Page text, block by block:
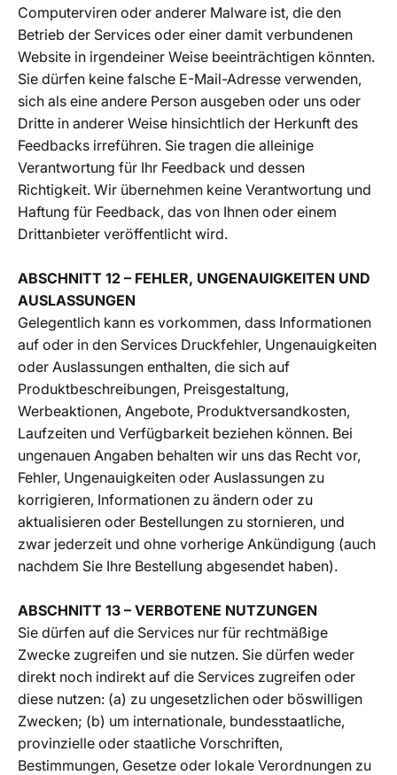
Computerviren oder anderer Malware ist, die den
Betrieb der Services oder einer damit verbundenen
Website in irgendeiner Weise beeinträchtigen könnten.
Sie dürfen keine falsche E-Mail-Adresse verwenden,
sich als eine andere Person ausgeben oder uns oder
Dritte in anderer Weise hinsichtlich der Herkunft des
Feedbacks irreführen. Sie tragen die alleinige
Verantwortung für Ihr Feedback und dessen
Richtigkeit. Wir übernehmen keine Verantwortung und
Haftung für Feedback, das von Ihnen oder einem
Drittanbieter veröffentlicht wird.
ABSCHNITT 12 – FEHLER, UNGENAUIGKEITEN UND
AUSLASSUNGEN
Gelegentlich kann es vorkommen, dass Informationen
auf oder in den Services Druckfehler, Ungenauigkeiten
oder Auslassungen enthalten, die sich auf
Produktbeschreibungen, Preisgestaltung,
Werbeaktionen, Angebote, Produktversandkosten,
Laufzeiten und Verfügbarkeit beziehen können. Bei
ungenauen Angaben behalten wir uns das Recht vor,
Fehler, Ungenauigkeiten oder Auslassungen zu
korrigieren, Informationen zu ändern oder zu
aktualisieren oder Bestellungen zu stornieren, und
zwar jederzeit und ohne vorherige Ankündigung (auch
nachdem Sie Ihre Bestellung abgesendet haben).
ABSCHNITT 13 – VERBOTENE NUTZUNGEN
Sie dürfen auf die Services nur für rechtmäßige
Zwecke zugreifen und sie nutzen. Sie dürfen weder
direkt noch indirekt auf die Services zugreifen oder
diese nutzen: (a) zu ungesetzlichen oder böswilligen
Zwecken; (b) um internationale, bundesstaatliche,
provinzielle oder staatliche Vorschriften,
Bestimmungen, Gesetze oder lokale Verordnungen zu